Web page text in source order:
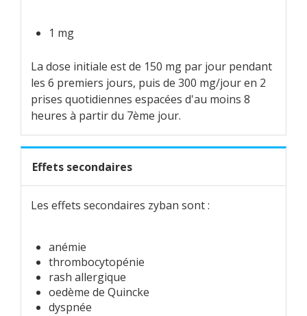
1 mg
La dose initiale est de 150 mg par jour pendant
les 6 premiers jours, puis de 300 mg/jour en 2
prises quotidiennes espacées d'au moins 8
heures à partir du 7ème jour.
Effets secondaires
Les effets secondaires zyban sont :
anémie
thrombocytopénie
rash allergique
oedème de Quincke
dyspnée